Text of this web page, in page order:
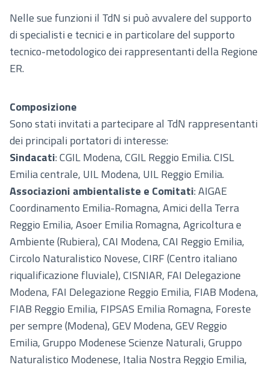
Nelle sue funzioni il TdN si può avvalere del supporto
di specialisti e tecnici e in particolare del supporto
tecnico-metodologico dei rappresentanti della Regione
ER.
Composizione
Sono stati invitati a partecipare al TdN rappresentanti
dei principali portatori di interesse:
Sindacati: CGIL Modena, CGIL Reggio Emilia. CISL
Emilia centrale, UIL Modena, UIL Reggio Emilia.
Associazioni ambientaliste e Comitati: AIGAE
Coordinamento Emilia-Romagna, Amici della Terra
Reggio Emilia, Asoer Emilia Romagna, Agricoltura e
Ambiente (Rubiera), CAI Modena, CAI Reggio Emilia,
Circolo Naturalistico Novese, CIRF (Centro italiano
riqualificazione fluviale), CISNIAR, FAI Delegazione
Modena, FAI Delegazione Reggio Emilia, FIAB Modena,
FIAB Reggio Emilia, FIPSAS Emilia Romagna, Foreste
per sempre (Modena), GEV Modena, GEV Reggio
Emilia, Gruppo Modenese Scienze Naturali, Gruppo
Naturalistico Modenese, Italia Nostra Reggio Emilia,